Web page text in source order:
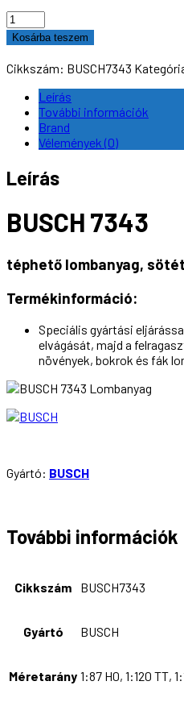
BUSCH
7343
téphető
lombanyag,
sötétzöld,
150×250
mm
mennyiség
Kosárba teszem
Cikkszám: BUSCH7343
Leírás
További információk
Brand
Vélemények (0)
Leírás
BUSCH 7343
téphető lombanyag,
Termékinformáció:
Speciális gyártási
elvágását, majd a
növények, bokrok és fák
Gyártó: BUSCH
További információk
Cikkszám BUSCH7343
Gyártó BUSCH
Méretarány 1:87 H0, 1:120 TT,